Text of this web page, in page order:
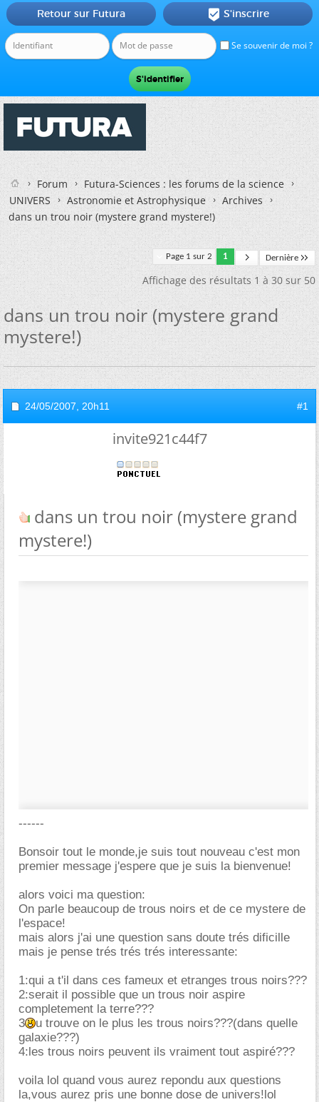
Se souvenir de moi ?
Retour sur Futura  S'inscrire
Forum
Futura-Sciences : les forums de la science
UNIVERS
Astronomie et Astrophysique
Archives
dans un trou noir (mystere grand mystere!)
Page 1 sur 2 1 Dernière
Affichage des résultats 1 à 30 sur 50
dans un trou noir (mystere grand
mystere!)
24/05/2007, 20h11 #1
invite921c44f7
dans un trou noir (mystere grand
mystere!)
------
Bonsoir tout le monde,je suis tout nouveau c'est mon
premier message j'espere que je suis la bienvenue!
alors voici ma question:
On parle beaucoup de trous noirs et de ce mystere de
l'espace!
mais alors j'ai une question sans doute trés dificille
mais je pense trés trés trés interessante:
1:qui a t'il dans ces fameux et etranges trous noirs???
2:serait il possible que un trous noir aspire
completement la terre???
3
u trouve on le plus les trous noirs???(dans quelle
galaxie???)
4:les trous noirs peuvent ils vraiment tout aspiré???
voila lol quand vous aurez repondu aux questions
la,vous aurez pris une bonne dose de univers!lol